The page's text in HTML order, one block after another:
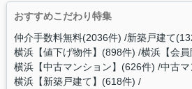
おすすめこだわり特集
仲介手数料無料(2036件) 新築戸建て
横浜【値下げ物件】(898件) 横浜【会
横浜【中古マンション】(626件) 中古
横浜【新築戸建て】(618件)